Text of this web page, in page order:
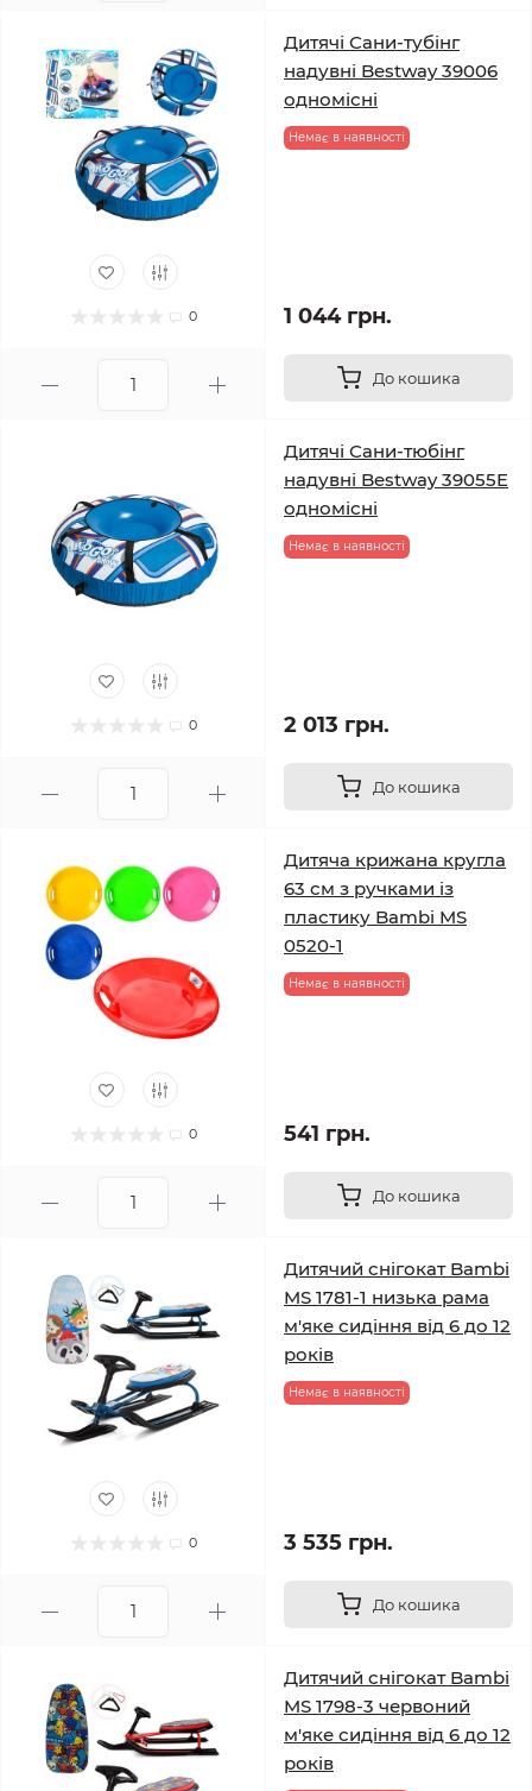
0
Дитячі Сани-тубінг
надувні Bestway 39006
одномісні
Немає в наявності
1 044 грн.
До кошика
0
Дитячі Сани-тюбінг
надувні Bestway 39055E
одномісні
Немає в наявності
2 013 грн.
До кошика
0
Дитяча крижана кругла
63 см з ручками із
пластику Bambi MS
0520-1
Немає в наявності
541 грн.
До кошика
0
Дитячий снігокат Bambi
MS 1781-1 низька рама
м'яке сидіння від 6 до 12
років
Немає в наявності
3 535 грн.
До кошика
Дитячий снігокат Bambi
MS 1798-3 червоний
м'яке сидіння від 6 до 12
років